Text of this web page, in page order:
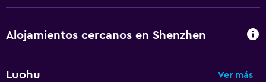
Alojamientos cercanos en Shenzhen
Luohu Ver más